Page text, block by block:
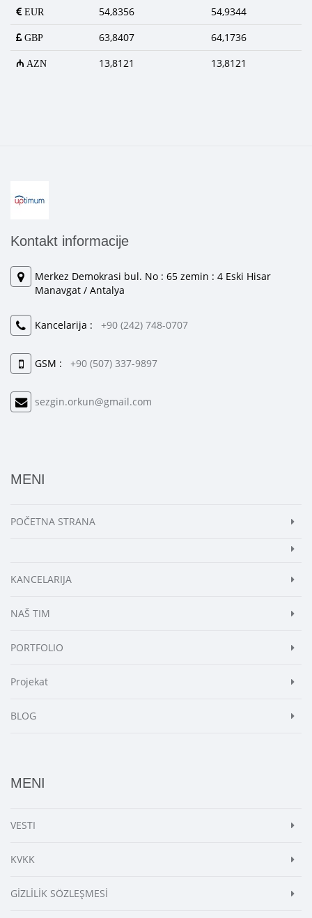
EUR 54,8356 54,9344
GBP 63,8407 64,1736
AZN 13,8121 13,8121
Kontakt informacije
Merkez Demokrasi bul. No : 65 zemin : 4 Eski Hisar
Manavgat / Antalya
Kancelarija : +90 (242) 748-0707
GSM : +90 (507) 337-9897
sezgin.orkun@gmail.com
MENI
POČETNA STRANA
KANCELARIJA
NAŠ TIM
PORTFOLIO
Projekat
BLOG
MENI
VESTI
KVKK
GİZLİLİK SÖZLEŞMESİ